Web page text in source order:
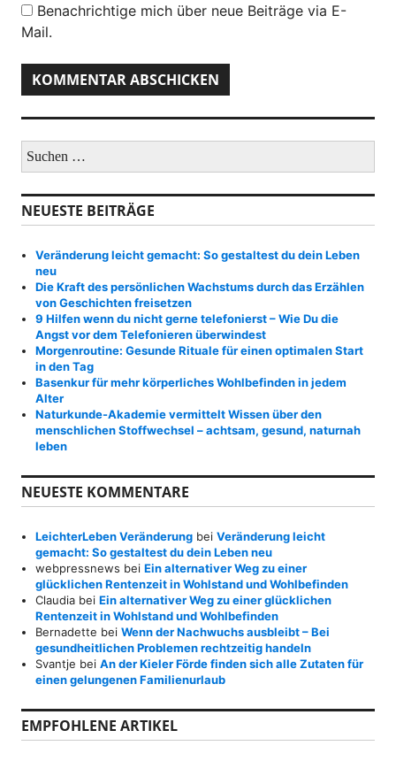
Benachrichtige mich über neue Beiträge via E-
Mail.
u
h
e
n
c
:
NEUESTE BEITRÄGE
Veränderung leicht gemacht: So gestaltest du dein Leben
neu
Die Kraft des persönlichen Wachstums durch das Erzählen
von Geschichten freisetzen
9 Hilfen wenn du nicht gerne telefonierst – Wie Du die
Angst vor dem Telefonieren überwindest
Morgenroutine: Gesunde Rituale für einen optimalen Start
in den Tag
Basenkur für mehr körperliches Wohlbefinden in jedem
Alter
Naturkunde-Akademie vermittelt Wissen über den
menschlichen Stoffwechsel – achtsam, gesund, naturnah
leben
NEUESTE KOMMENTARE
LeichterLeben Veränderung beiVeränderung leicht
gemacht: So gestaltest du dein Leben neu
webpressnews beiEin alternativer Weg zu einer
glücklichen Rentenzeit in Wohlstand und Wohlbefinden
Claudia beiEin alternativer Weg zu einer glücklichen
Rentenzeit in Wohlstand und Wohlbefinden
Bernadette beiWenn der Nachwuchs ausbleibt – Bei
gesundheitlichen Problemen rechtzeitig handeln
Svantje beiAn der Kieler Förde finden sich alle Zutaten für
einen gelungenen Familienurlaub
EMPFOHLENE ARTIKEL